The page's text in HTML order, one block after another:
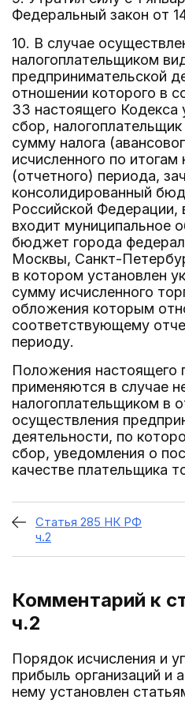
Федеральный закон от
10. В случае
налогоплательщиком
предпринимательской
отношении которого в
33 настоящего Кодекса
сбор,
сумму налога
исчисленного по итогам
(отчетного) периода,
консолидированный
Российской Федерации,
входит муниципальное
бюджет города
Москвы, Санкт-
в котором установлен
сумму исчисленного
обложения которым
соответствующему
периоду.
Положения настоящего
применяются в случае
налогоплательщиком в
осуществления
деятельности, по
сбор, уведомления о
качестве плательщика
Статья 285 НК РФ
ч.2
Комментарий к
ч.2
Порядок исчисления и
прибыль организаций и
нему установлен